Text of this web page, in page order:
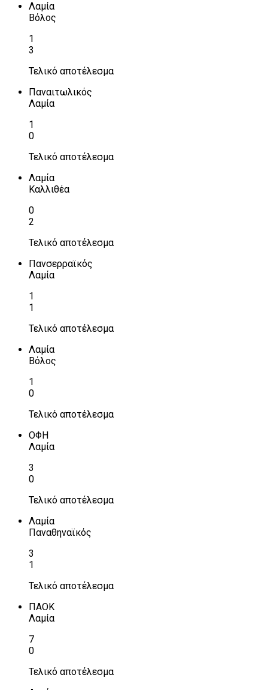
Λαμία
Βόλος
1
3
Τελικό αποτέλεσμα
Παναιτωλικός
Λαμία
1
0
Τελικό αποτέλεσμα
Λαμία
Καλλιθέα
0
2
Τελικό αποτέλεσμα
Πανσερραϊκός
Λαμία
1
1
Τελικό αποτέλεσμα
Λαμία
Βόλος
1
0
Τελικό αποτέλεσμα
ΟΦΗ
Λαμία
3
0
Τελικό αποτέλεσμα
Λαμία
Παναθηναϊκός
3
1
Τελικό αποτέλεσμα
ΠΑΟΚ
Λαμία
7
0
Τελικό αποτέλεσμα